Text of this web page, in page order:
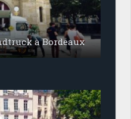
à Bordeaux